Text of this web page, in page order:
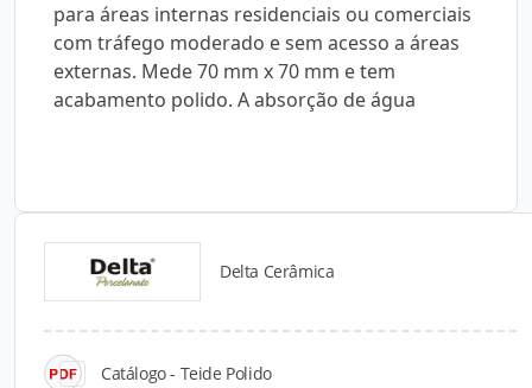
para áreas internas residenciais ou comerciais
com tráfego moderado e sem acesso a áreas
externas. Mede 70 mm x 70 mm e tem
acabamento polido. A absorção de água
Delta Cerâmica
Catálogo - Teide Polido
Catálogos para Download